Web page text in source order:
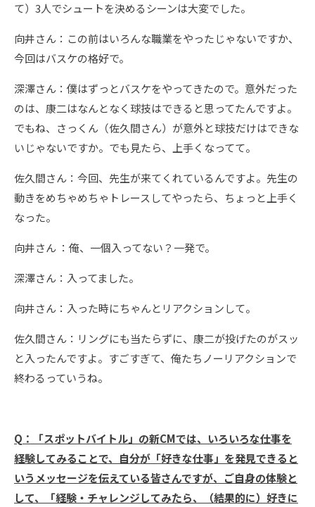
て）3人でシュートを決めるシーンは大変でした。
向井さん：この前はいろんな職業をやったじゃないですか、
今回はバスケの格好で。
深澤さん：僕はずっとバスケをやってきたので。意外だった
のは、康二はなんとなく球技はできると思ってたんですよ。
でもね、さっくん（佐久間さん）が意外と球技だけはできな
いじゃないですか。でも見たら、上手くなってて。
佐久間さん：今回、先生が来てくれているんですよ。先生の
動きをめちゃめちゃトレースしてやったら、ちょっと上手く
なった。
向井さん ：俺、一個入ってない？一発で。
深澤さん：入ってました。
向井さん：入った時にちゃんとリアクションして。
佐久間さん：リングにも当たらずに、康二が投げたのがスッ
と入ったんですよ。すごすぎて、俺たちノーリアクションで
終わるっていうね。
Q ：
「スポットバイトル」の新CMでは、いろいろな仕事を
経験してみることで、自分が「好きな仕事」を発見できると
いうメッセージを伝えている皆さんですが、ご自身の体験と
して、「経験・チャレンジしてみたら、（結果的に）好きに